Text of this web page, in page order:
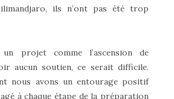
ils n’ont pas été trop
projet comme l’ascension de
aucun soutien, ce serait difficile.
nous avons un entourage positif
à chaque étape de la préparation